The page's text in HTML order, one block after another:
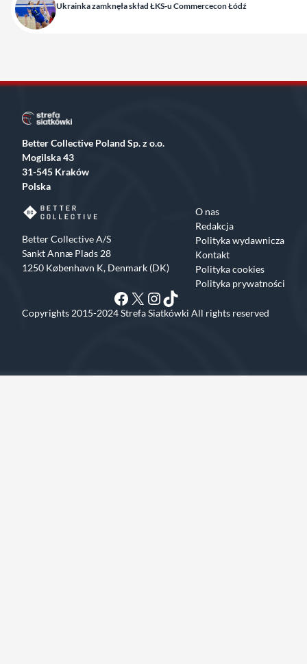
Ukrainka zamknęła skład ŁKS-u Commercecon Łódź
Better Collective Poland Sp. z o.o.
Mogilska 43
31-545 Kraków
Polska
Better Collective A/S
Sankt Annæ Plads 28
1250 København K, Denmark (DK)
O nas
Redakcja
Polityka wydawnicza
Kontakt
Polityka cookies
Polityka prywatności
Facebook
X Instagram
TikTok
Copyrights 2015-2024 Strefa Siatkówki All rights reserved